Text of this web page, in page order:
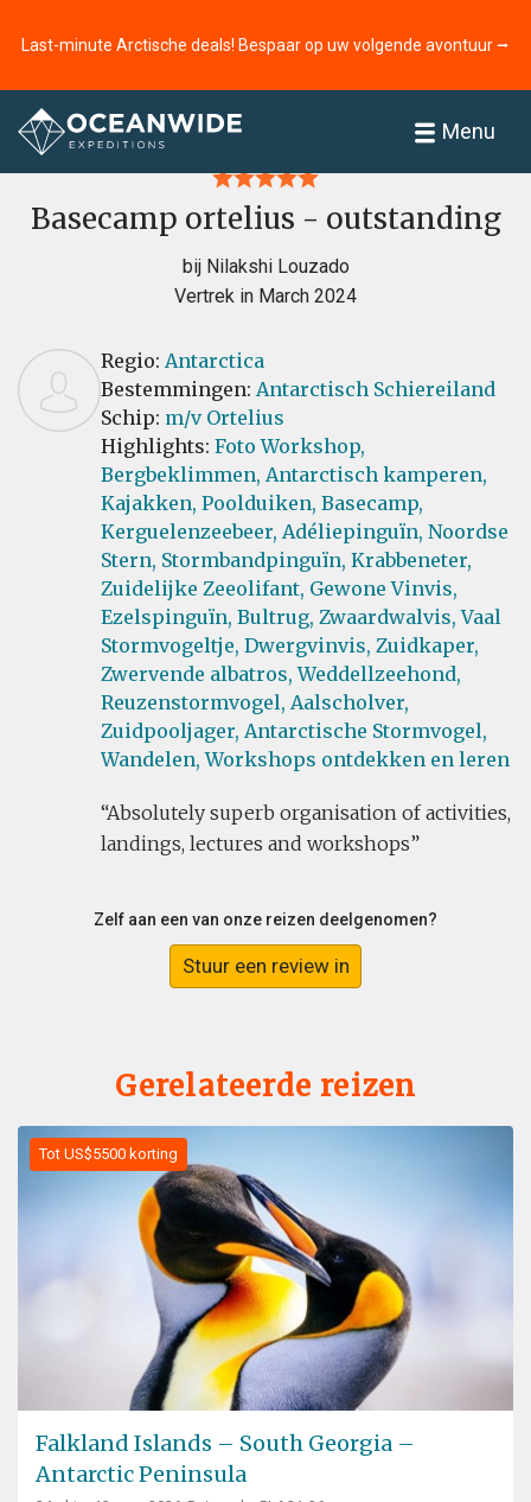
Last-minute Arctische deals! Bespaar op uw volgende avontuur ⭢
Menu
Home
Basecamp ortelius - outstanding
bij Nilakshi Louzado
Vertrek in March 2024
Regio: Antarctica
Bestemmingen: Antarctisch Schiereiland
Schip: m/v Ortelius
Highlights: Foto Workshop,
Bergbeklimmen, Antarctisch kamperen,
Kajakken, Poolduiken, Basecamp,
Kerguelenzeebeer, Adéliepinguïn, Noordse
Stern, Stormbandpinguïn, Krabbeneter,
Zuidelijke Zeeolifant, Gewone Vinvis,
Ezelspinguïn, Bultrug, Zwaardwalvis, Vaal
Stormvogeltje, Dwergvinvis, Zuidkaper,
Zwervende albatros, Weddellzeehond,
Reuzenstormvogel, Aalscholver,
Zuidpooljager, Antarctische Stormvogel,
Wandelen, Workshops ontdekken en leren
Absolutely superb organisation of activities,
landings, lectures and workshops
Zelf aan een van onze reizen deelgenomen?
Stuur een review in
Gerelateerde reizen
Tot US$5500 korting
Falkland Islands – South Georgia –
Antarctic Peninsula